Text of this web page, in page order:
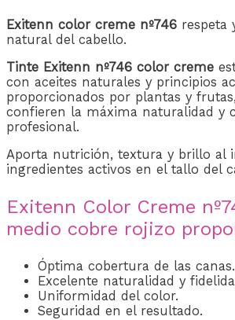
Exitenn color creme nº746 respeta
natural del cabello.
Tinte Exitenn nº746 color creme
con aceites naturales y principios
proporcionados por plantas y
confieren la máxima naturalidad y
profesional.
Aporta nutrición, textura y brillo al
ingredientes activos en el tallo del
Exitenn Color Creme
medio cobre rojizo
Óptima cobertura de las canas.
Excelente naturalidad y
Uniformidad del color.
Seguridad en el resultado.